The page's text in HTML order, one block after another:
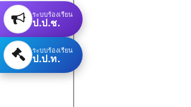
ระบบร้องเรียน
ป.ป.ช.
ระบบร้องเรียน
ป.ป.ท.